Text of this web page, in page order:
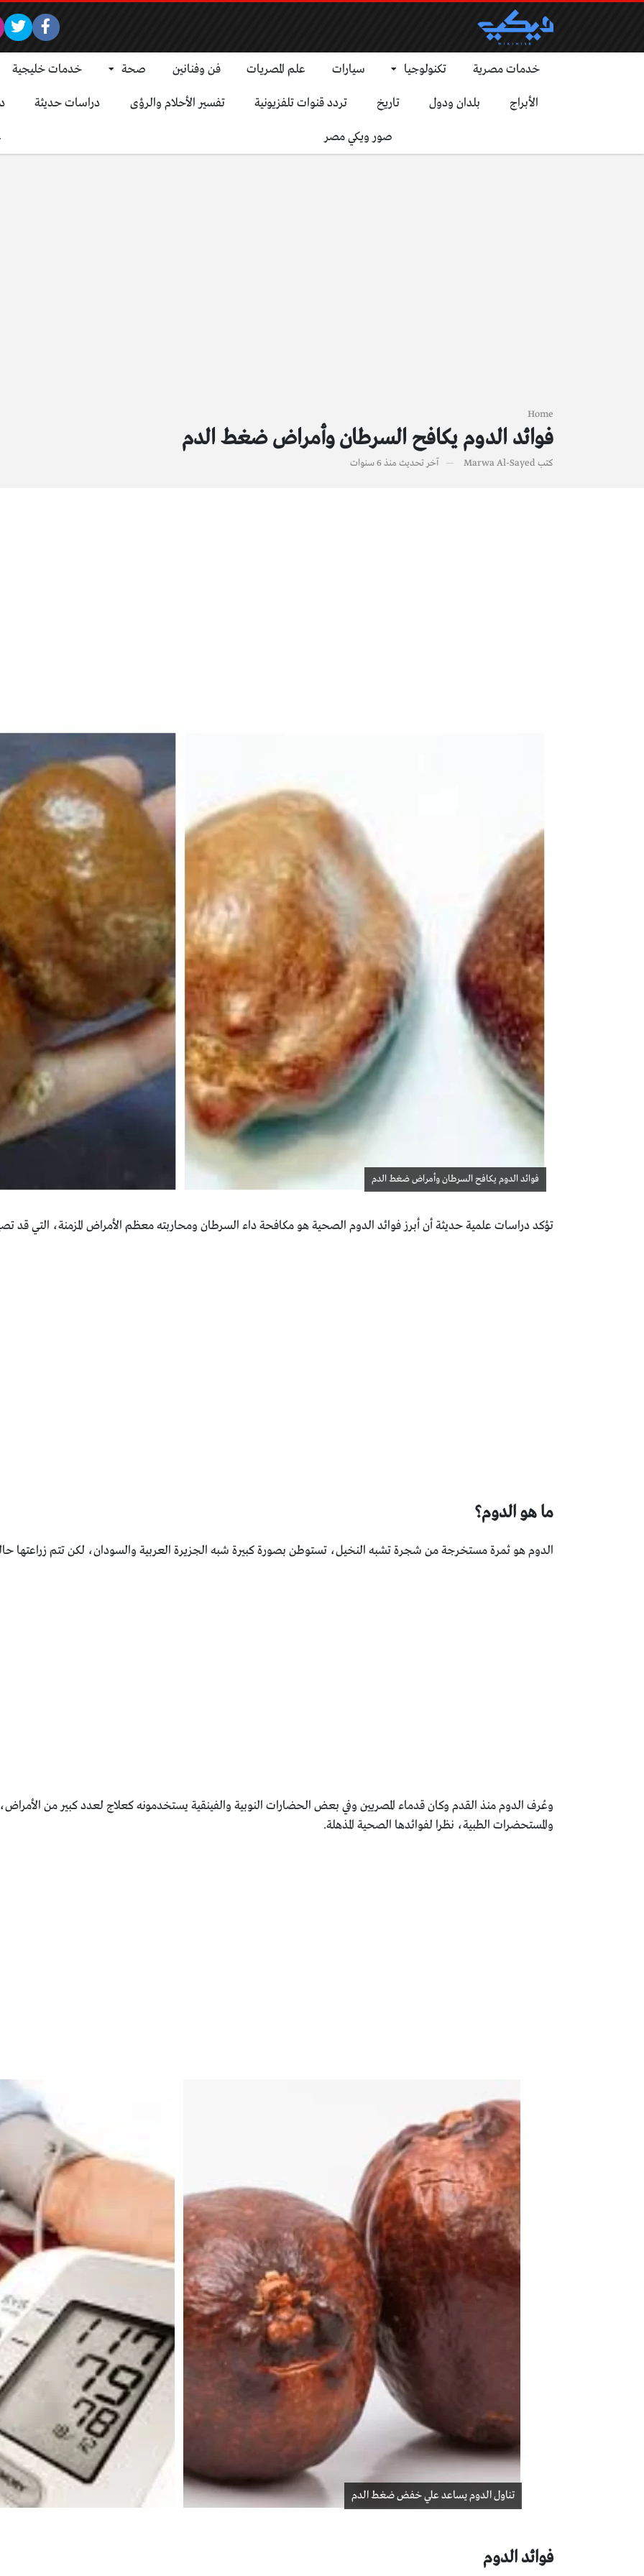
خدمات مصرية تكنولوجيا سيارات علم المصريات فن وفنانين صحة خدمات خليجية
الأبراج بلدان ودول تاريخ تردد قنوات تلفزيونية تفسير الأحلام والرؤى دراسات حديثة
صور ويكي مصر
Home
فوائد الدوم يكافح السرطان وأمراض ضغط الدم
كتب Marwa Al-Sayed آخر تحديث منذ 6 سنوات
فوائد الدوم يكافح السرطان وأمراض ضغط الدم
تؤكد دراسات علمية حديثة أن أبرز فوائد الدوم الصحية هو ‏مكافحة داء السرطان ومحاربته معظم الأمراض المزمنة، التي
ما هو الدوم؟
الدوم هو ثمرة مستخرجة من شجرة تشبه النخيل، ‏تستوطن بصورة كبيرة شبه الجزيرة العربية والسودان، لكن تتم ‏زراعتها
وعُرف الدوم منذ القدم وكان قدماء المصريين وفي بعض ‏الحضارات النوبية والفينقية يستخدمونه كعلاج لعدد كبير من
والمستحضرات ‏الطبية، نظرا لفوائدها الصحية المذهلة.
تناول الدوم يساعد علي خفض ضغط الدم
فوائد الدوم